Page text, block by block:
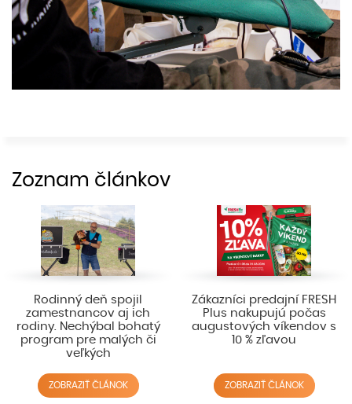
Zoznam článkov
Rodinný deň spojil
zamestnancov aj ich
rodiny. Nechýbal bohatý
program pre malých či
veľkých
ZOBRAZIŤ ČLÁNOK
Zákazníci predajní FRESH
Plus nakupujú počas
augustových víkendov s
10 % zľavou
ZOBRAZIŤ ČLÁNOK